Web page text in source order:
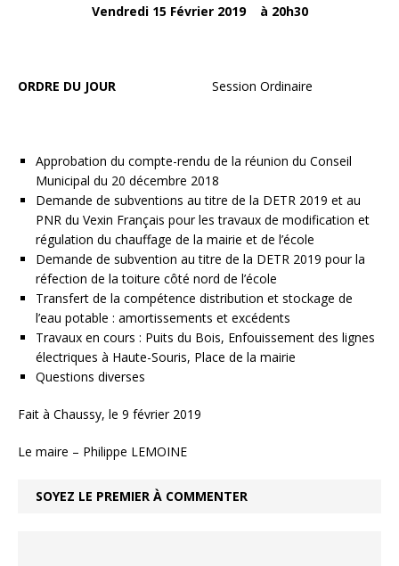
Vendredi 15 Février 2019 à 20h30
ORDRE DU JOUR Session Ordinaire
Approbation du compte-rendu de la réunion du Conseil
Municipal du 20 décembre 2018
Demande de subventions au titre de la DETR 2019 et au
PNR du Vexin Français pour les travaux de modification et
régulation du chauffage de la mairie et de l’école
Demande de subvention au titre de la DETR 2019 pour la
réfection de la toiture côté nord de l’école
Transfert de la compétence distribution et stockage de
l’eau potable : amortissements et excédents
Travaux en cours : Puits du Bois, Enfouissement des lignes
électriques à Haute-Souris, Place de la mairie
Questions diverses
Fait à Chaussy, le 9 février 2019
Le maire – Philippe LEMOINE
SOYEZ LE PREMIER À COMMENTER